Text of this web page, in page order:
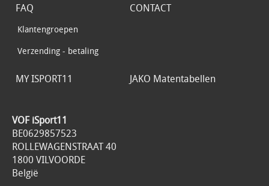
FAQ
Klantengroepen
Verzending - betaling
CONTACT
MY ISPORT11 JAKO Matentabellen
VOF iSport11
BE0629857523
ROLLEWAGENSTRAAT 40
1800 VILVOORDE
België